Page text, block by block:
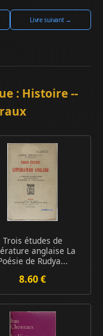
Livre suivant →
: Histoire --
Trois études de
anglaise La
de Rudya...
8.60 €